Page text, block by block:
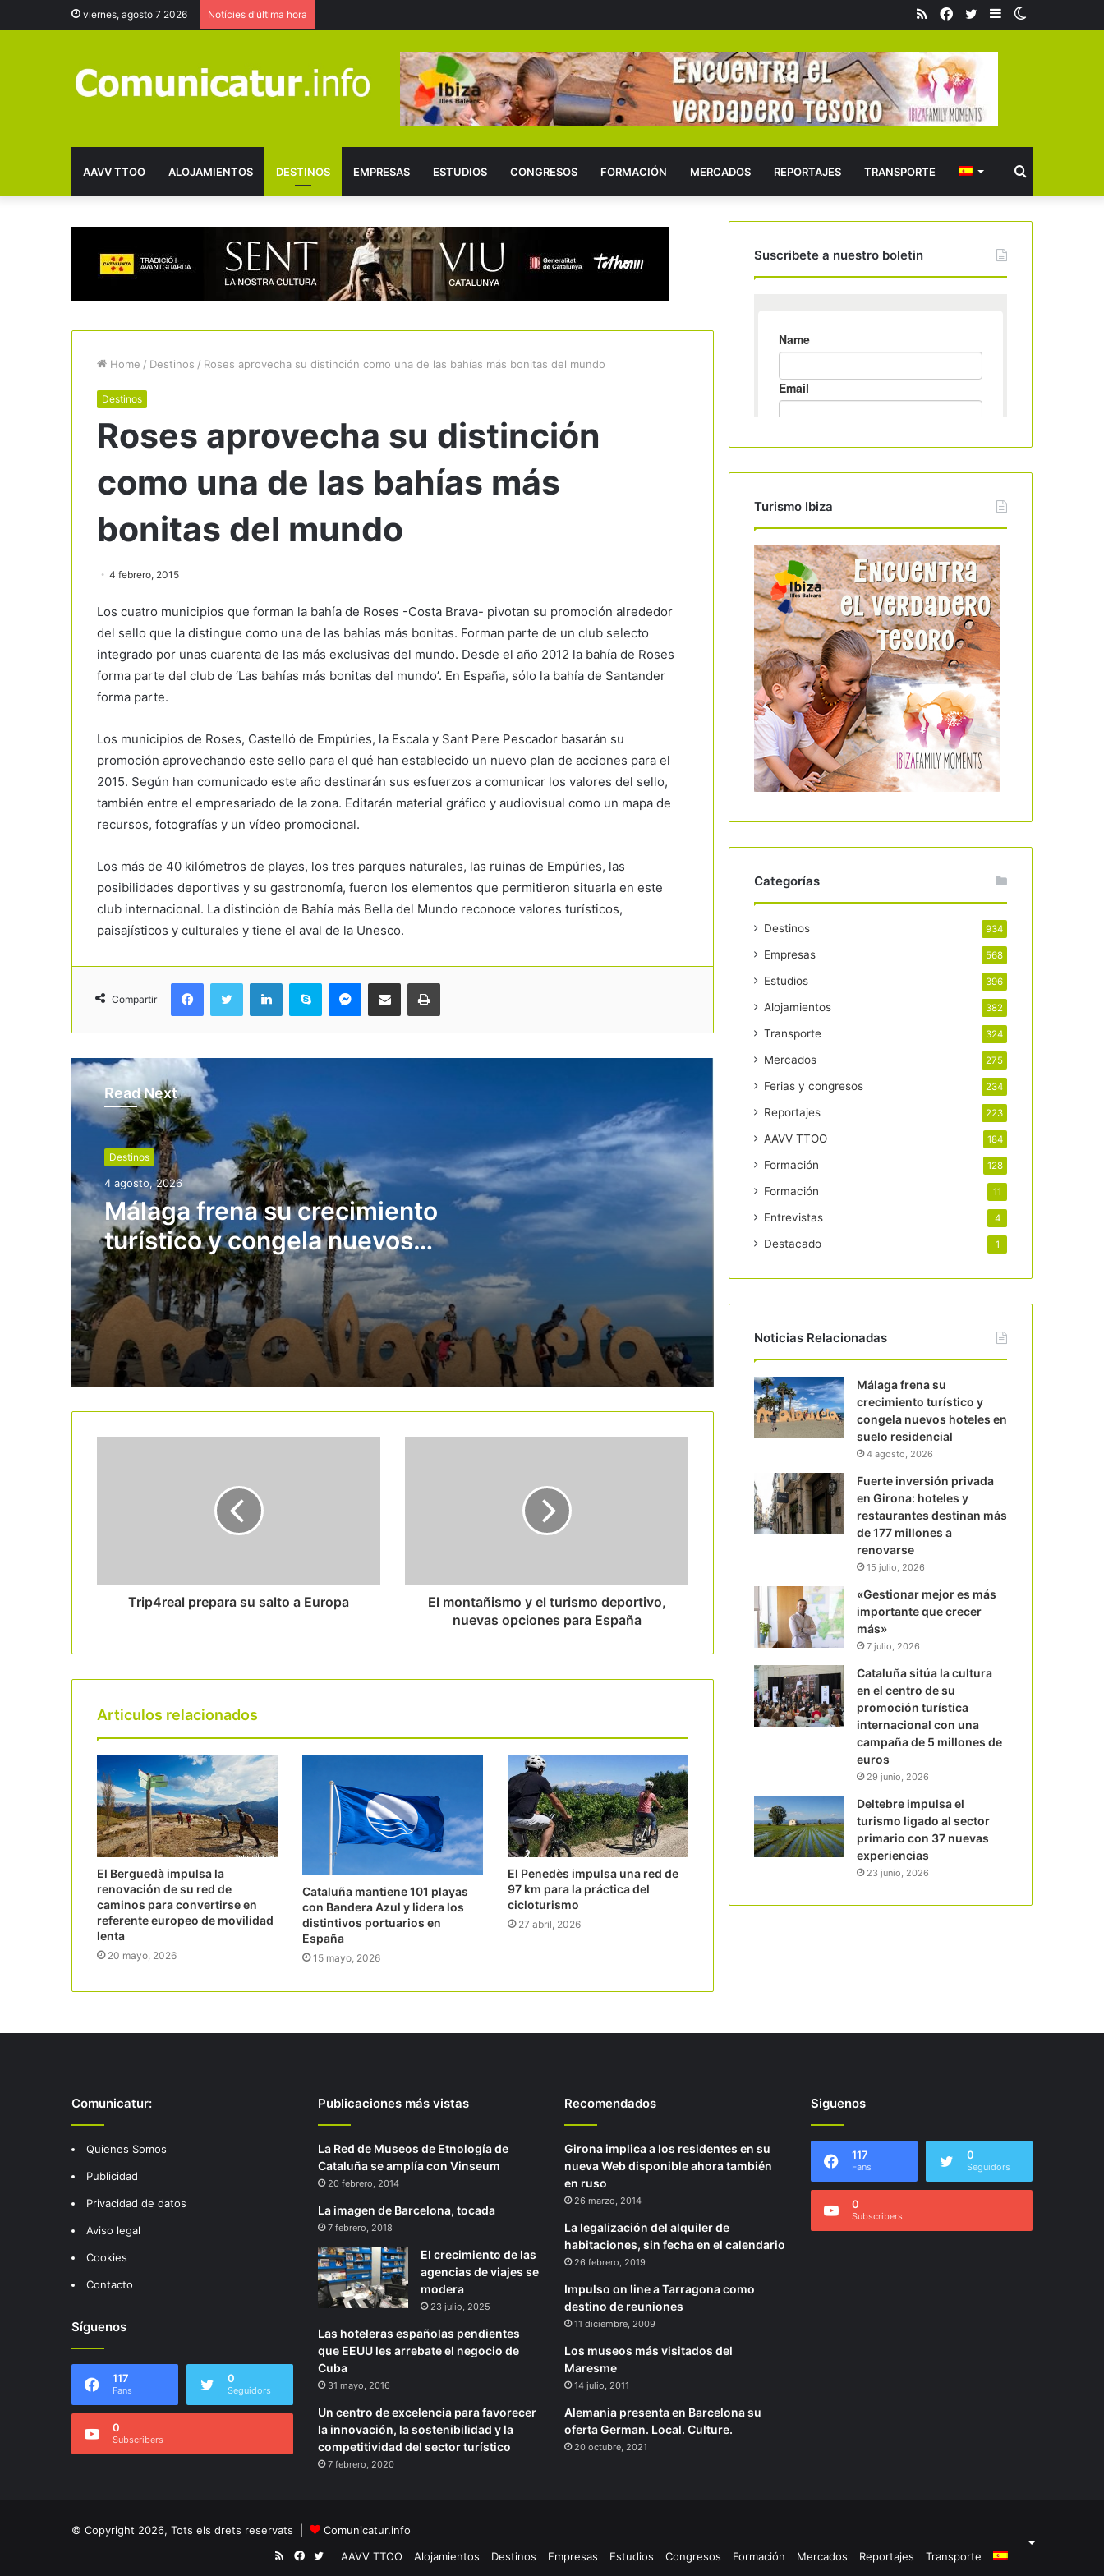
viernes, agosto 7 2026 Notícies d'última hora
Barra
Twitter
Facebook
RSS
AAVV TTOO ALOJAMIENTOS DESTINOS EMPRESAS ESTUDIOS CONGRESOS FORMACIÓN MERCADOS REPORTAJES TRANSPORTE Buscar
Home / Destinos / Roses aprovecha su distinción como una de las bahías más bonitas del mundo
Destinos
Roses aprovecha su distinción
como una de las bahías más
bonitas del mundo
4 febrero, 2015
Los cuatro municipios que forman la bahía de Roses -Costa Brava- pivotan su promoción alrededor
del sello que la distingue como una de las bahías más bonitas. Forman parte de un club selecto
integrado por unas cuarenta de las más exclusivas del mundo. Desde el año 2012 la bahía de Roses
forma parte del club de ‘Las bahías más bonitas del mundo’. En España, sólo la bahía de Santander
forma parte.
Los municipios de Roses, Castelló de Empúries, la Escala y Sant Pere Pescador basarán su
promoción aprovechando este sello para el qué han establecido un nuevo plan de acciones para el
2015. Según han comunicado este año destinarán sus esfuerzos a comunicar los valores del sello,
también entre el empresariado de la zona. Editarán material gráfico y audiovisual como un mapa de
recursos, fotografías y un vídeo promocional.
Los más de 40 kilómetros de playas, los tres parques naturales, las ruinas de Empúries, las
posibilidades deportivas y su gastronomía, fueron los elementos que permitieron situarla en este
club internacional. La distinción de Bahía más Bella del Mundo reconoce valores turísticos,
paisajísticos y culturales y tiene el aval de la Unesco.
Compartir
Read Next
Destinos
4 agosto, 2026
Málaga frena su crecimiento
turístico y congela nuevos
hoteles en suelo residencial
Málaga frena su crecimiento turístico y
congela nuevos hoteles en suelo
residencial
hoteles y restaurantes destinan más
Cataluña sitúa la cultura en el centro
de su promoción turística internacional
con una campaña de 5 millones de
euros
Deltebre impulsa el turismo ligado al
sector primario con 37 nuevas
experiencias
El Vallès Oriental apuesta por el
cicloturismo con una ruta gravel de
343 kilómetros
Las 9 rutas del vino catalanas crean la
Red de Rutas del Vino de Cataluña
La tasa turística se abre paso en los
visitantes en una década
Ibiza llama al sector a adherirse al
Trip4real prepara su salto a Europa
El montañismo y el turismo deportivo,
nuevas opciones para España
Articulos relacionados
El Berguedà impulsa la
renovación de su red de
caminos para convertirse en
referente europeo de movilidad
lenta
20 mayo, 2026
Cataluña mantiene 101 playas
con Bandera Azul y lidera los
distintivos portuarios en
España
15 mayo, 2026
El Penedès impulsa una red de
97 km para la práctica del
cicloturismo
27 abril, 2026
Suscribete a nuestro boletin
Turismo Ibiza
Categorías
Destinos 934
Empresas 568
Estudios 396
Alojamientos 382
Transporte 324
Mercados 275
Ferias y congresos 234
Reportajes 223
AAVV TTOO 184
Formación 128
Formación 11
Entrevistas 4
Destacado 1
Noticias Relacionadas
Málaga frena su
crecimiento turístico y
congela nuevos hoteles en
suelo residencial
4 agosto, 2026
Fuerte inversión privada
en Girona: hoteles y
restaurantes destinan más
de 177 millones a
renovarse
15 julio, 2026
«Gestionar mejor es más
importante que crecer
más»
7 julio, 2026
Cataluña sitúa la cultura
en el centro de su
promoción turística
internacional con una
campaña de 5 millones de
euros
29 junio, 2026
Deltebre impulsa el
turismo ligado al sector
primario con 37 nuevas
experiencias
23 junio, 2026
Comunicatur:
Quienes Somos
Publicidad
Privacidad de datos
Aviso legal
Cookies
Contacto
Síguenos
117
Fans
0
Seguidors
0
Subscribers
Publicaciones más vistas
La Red de Museos de Etnología de
Cataluña se amplía con Vinseum
20 febrero, 2014
La imagen de Barcelona, tocada
7 febrero, 2018
El crecimiento de las
agencias de viajes se
modera
23 julio, 2025
Las hoteleras españolas pendientes
que EEUU les arrebate el negocio de
Cuba
31 mayo, 2016
Un centro de excelencia para favorecer
la innovación, la sostenibilidad y la
competitividad del sector turístico
7 febrero, 2020
Recomendados
Girona implica a los residentes en su
nueva Web disponible ahora también
en ruso
26 marzo, 2014
La legalización del alquiler de
habitaciones, sin fecha en el calendario
26 febrero, 2019
Impulso on line a Tarragona como
destino de reuniones
11 diciembre, 2009
Los museos más visitados del
Maresme
14 julio, 2011
Alemania presenta en Barcelona su
oferta German. Local. Culture.
20 octubre, 2021
Siguenos
117
Fans
0
Seguidors
0
Subscribers
© Copyright 2026, Tots els drets reservats |
Comunicatur.info
AAVV TTOO
Alojamientos Destinos Empresas Estudios Congresos Formación Mercados Reportajes Transporte
RSSFacebook
Twitter